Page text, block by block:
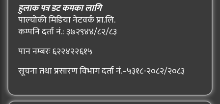
हुलाक पत्र डट कमका लागि
पाल्चोकी मिडिया नेटवर्क प्रा.लि.
कम्पनि दर्ता नं.: ३७२९४४/८२/८३
पान नम्बरः ६२२४२२६१५
सूचना तथा प्रसारण विभाग दर्ता नं.–५३१८-२०८२/२०८३